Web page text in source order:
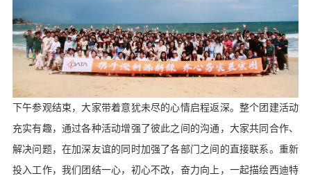
下午参观结束，大家带着意犹未尽的心情启程返深。整个团建活动
充实有趣，通过各种活动增强了彼此之间的沟通，大家共同合作、
解决问题，在加深友谊的同时加强了各部门之间的直接联系。重新
投入工作，我们团结一心，初心不改，奋力向上，一起描绘西迪特